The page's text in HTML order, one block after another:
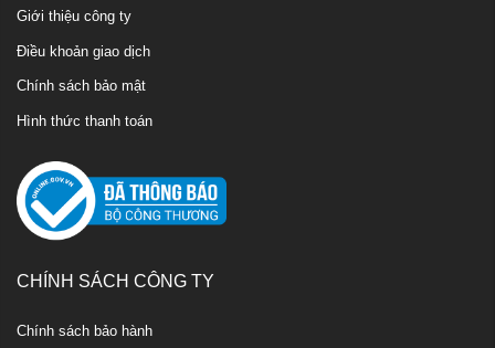
Giới thiệu công ty
Điều khoản giao dịch
Chính sách bảo mật
Hình thức thanh toán
CHÍNH SÁCH CÔNG TY
Chính sách bảo hành